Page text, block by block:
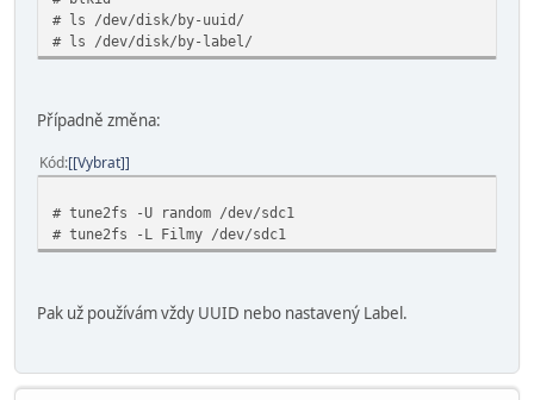
# ls /dev/disk/by-uuid/
# ls /dev/disk/by-label/
Případně změna:
Kód [Vybrat]
# tune2fs -U random /dev/sdc1
# tune2fs -L Filmy /dev/sdc1
Pak už používám vždy UUID nebo nastavený Label.